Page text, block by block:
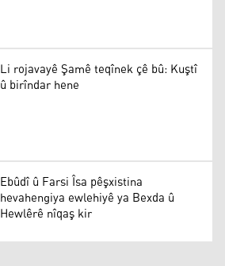
Li rojavayê Şamê teqînek çê bû: Kuştî
û birîndar hene
Ebûdî û Farsi Îsa pêşxistina
hevahengiya ewlehiyê ya Bexda û
Hewlêrê nîqaş kir